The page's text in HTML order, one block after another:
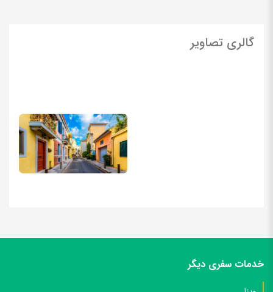
در اثبات توریست بودن متقاضی میباشد.
حساب بایستی دارای تراکنش های طبیعی باشد و از حساب سازی
پرهیز شود. به عنوان مثال برداشت و واریزها با مبالغ بالا و غیر متعارف
بدون دلیل قانع کننده برای سفارت وجود نداشته باشد.
سنگین به حساب مرده پرهیز کرد. تا زمان اعلام نتیجه اخذ ویزا نباید
سفارت از بانک وجود دارد.
گالری تصاویر
خدمات سفری دیگر